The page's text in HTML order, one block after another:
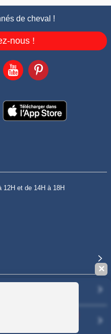
de cheval !
nous !
12H et de 14H à 18H
✕